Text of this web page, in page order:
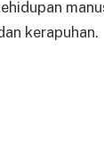
kerapuhan.